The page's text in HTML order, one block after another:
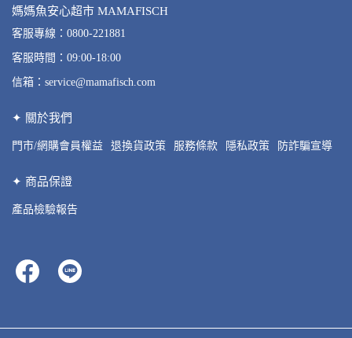
媽媽魚安心超市 MAMAFISCH
客服專線：0800-221881
客服時間：09:00-18:00
信箱：service@mamafisch.com
✦ 關於我們
門市/網購會員權益 退換貨政策 服務條款 隱私政策 防詐騙宣導
✦ 商品保證
產品檢驗報告